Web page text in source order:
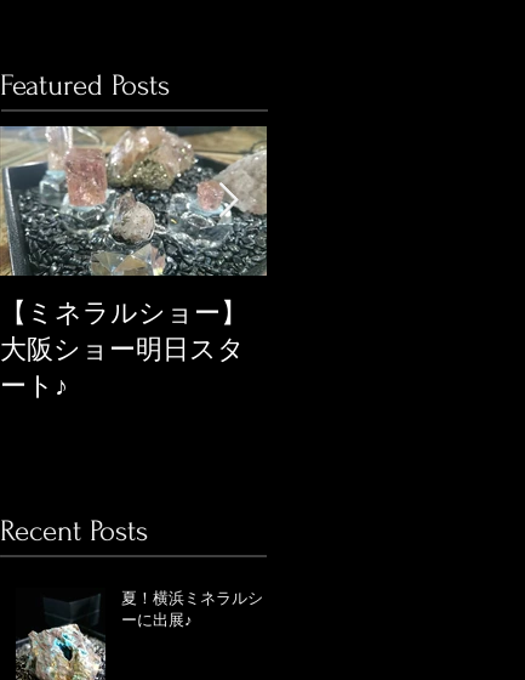
Featured Posts
【ミネラルショー】
大阪ショー明日スタ
ート♪
Recent Posts
夏！横浜ミネラルショ
ーに出展♪